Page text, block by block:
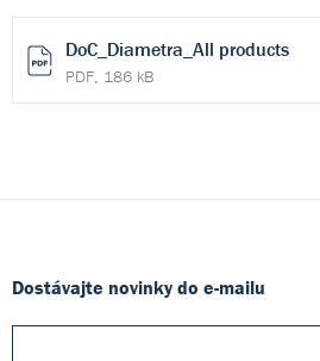
DoC_Diametra_All products
PDF, 186 kB
Dostávajte novinky do e-mailu